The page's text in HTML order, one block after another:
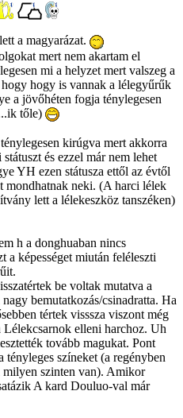
a magyarázat.
mert nem akartam el
mi a helyzet mert valszeg a
hogy is vannak a lélegyűrűk
a jövőhéten fogja ténylegesen
tőle)
kirúgva mert akkorra
és ezzel már nem lehet
YH ezen státusza ettől az évtől
mondhatnak neki. (A harci lélek
lett a lélekeszköz tanszéken)
h a donghuaban nincs
a képességet miután feléleszti
be voltak mutatva a
bemutatkozás/csinadratta. Ha
tértek visssza viszont még
Lélekcsarnok elleni harchoz. Uh
tovább magukat. Pont
színeket (a regényben
milyen szinten van). Amikor
A kard Douluo-val már